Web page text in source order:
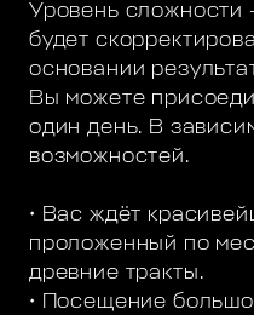
Уровень
будет
основании
Вы можете
один день. В
возможностей.
• Вас ждёт
проложенный по
древние тракты.
• Посещение